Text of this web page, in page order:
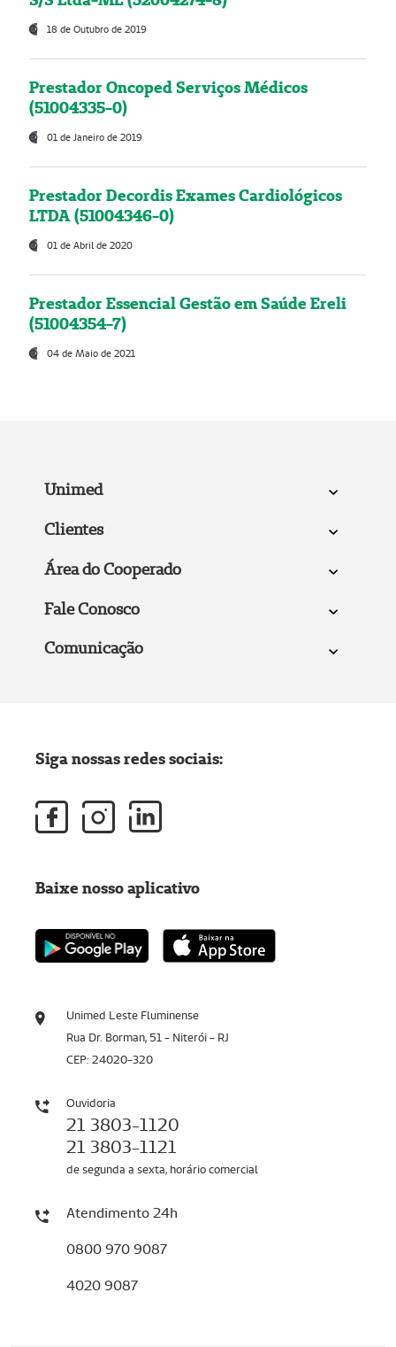
18 de Outubro de 2019
Prestador Oncoped Serviços Médicos
(51004335-0)
01 de Janeiro de 2019
Prestador Decordis Exames Cardiológicos
LTDA (51004346-0)
01 de Abril de 2020
Prestador Essencial Gestão em Saúde Ereli
(51004354-7)
04 de Maio de 2021
Unimed
Clientes
Área do Cooperado
Fale Conosco
Comunicação
Unimed Leste Fluminense
Rua Dr. Borman, 51 - Niterói - RJ
CEP: 24020-320
Ouvidoria
21 3803-1120
21 3803-1121
de segunda a sexta, horário comercial
Atendimento 24h
0800 970 9087
4020 9087
Siga nossas redes sociais:
Baixe nosso aplicativo